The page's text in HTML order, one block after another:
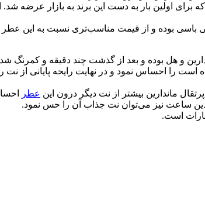
که برای اولین بار به دست این برند به بازار عرضه شد.
و هل بوده و بعد از گذشت چند دقیقه و
را احساس نمود و در نهایت رایحه پایانی از نت
ماندارین بیشتر از نت دیگر درون این عطر
ساعت نیز می‌توان نت جذاب آن را حس نمود.
است.